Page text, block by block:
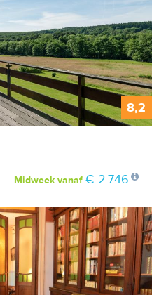
8,2
Midweekvanaf € 2.746